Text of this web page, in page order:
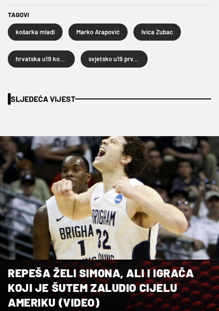
TAGOVI
košarka mladi Marko Arapović Ivica Zubac
SLJEDEĆA VIJEST
REPEŠA ŽELI SIMONA, ALI I IGRAČA
KOJI JE ŠUTEM ZALUDIO CIJELU
AMERIKU (VIDEO)